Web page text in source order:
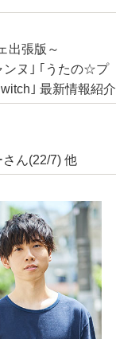
出張版～
ンヌ｣ ｢うたの☆プ
｣ 最新情報紹介
ん(22/7) 他